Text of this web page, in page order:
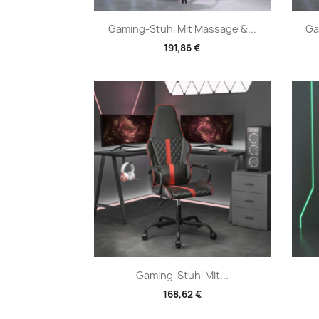
Gaming-Stuhl Mit Massage &...
191,86 €
Vorschau
Gaming-Stuhl Mit...
168,62 €
Vorschau